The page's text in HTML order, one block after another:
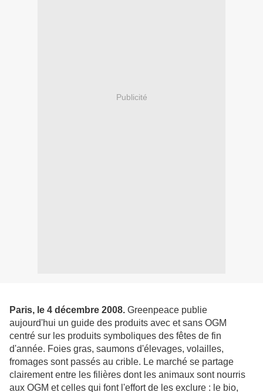
Publicité
Paris, le 4 décembre 2008. Greenpeace publie
aujourd'hui un guide des produits avec et sans OGM
centré sur les produits symboliques des fêtes de fin
d'année. Foies gras, saumons d'élevages, volailles,
fromages sont passés au crible. Le marché se partage
clairement entre les filières dont les animaux sont nourris
aux OGM et celles qui font l'effort de les exclure : le bio,